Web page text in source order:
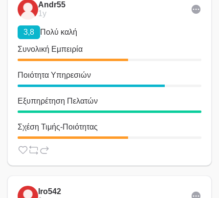
Andr55
1y
3,8 Πολύ καλή
Συνολική Εμπειρία
Ποιότητα Υπηρεσιών
Εξυπηρέτηση Πελατών
Σχέση Τιμής-Ποιότητας
Iro542